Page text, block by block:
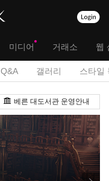
미디어 거래소 웹
Q&A 갤러리 스타일
베른 대도서관 운영안내